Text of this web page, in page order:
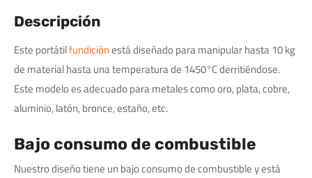
Descripción
Este portátilfundiciónestá diseñado para manipular hasta 10 kg
de material hasta una temperatura de 1450°C derritiéndose.
Este modelo es adecuado para metales como oro, plata, cobre,
aluminio, latón, bronce, estaño, etc.
Bajo consumo de combustible
Nuestro diseño tiene un bajo consumo de combustible y está